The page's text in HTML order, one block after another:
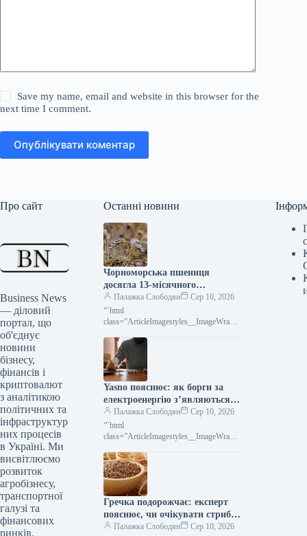
Save my name, email and website in this browser for the
next time I comment.
Опублікувати коментар
Про сайт
Business News
— діловий
портал, що
об'єднує
новини
бізнесу,
фінансів і
криптовалют
з аналітикою
політичних та
інфраструктур
них процесів
в Україні. Ми
висвітлюємо
розвиток
агробізнесу,
транспортної
галузі та
фінансових
ринків.
Останні новини
Чорноморська пшениця
досягла 13-місячного
мінімуму: ціни стрімко
падають
Палажка Слободян
Сер 10, 2026
“`html
class=”ArticleImagestyles__ImageWrappe
чорноморську пшеницю досягли
найнижчої позначки за останній
рікПоказник Platts Milling
Yasno пояснює: як борги за
електроенергію з’являються,
навіть якщо вас немає вдома
Палажка Слободян
Сер 10, 2026
“`html
class=”ArticleImagestyles__ImageWrappe
src="/wp-
content/uploads/2026/08/0d3e73e75ee28a
9c48036dfa7385720a.jpg" alt="Навіть
якщо квартира чи будинок тривалий
час порожні, необхідно щомісяця
передавати незмінні
Гречка подорожчає: експерт
пояснює, чи очікувати стрибка
цінПалажка Слободян
Сер 10, 2026